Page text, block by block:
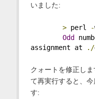
いました:
> perl -
Odd
assignment at
./
クォートを修正し
て再実行すると、
す: